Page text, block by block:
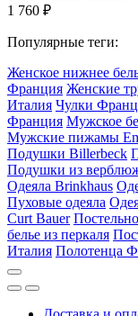
1 760 ₽
Популярные теги:
Женское нижнее
Франция Женские
Италия Чулки
Франция Мужское
Мужские пижамы
Подушки Billerbeck
Подушки из
Одеяла Brinkhaus
Пуховые одеяла
Curt Bauer
белье из перкаля
Италия Полотенца